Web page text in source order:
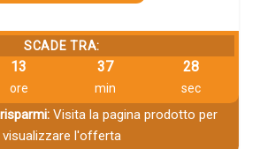
SCADE TRA:
13
ore
37
min
27
sec
Visita la pagina prodotto per
visualizzare l'offerta